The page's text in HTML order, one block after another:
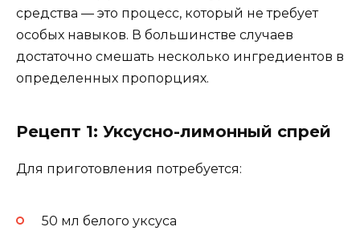
средства — это процесс, который не требует
особых навыков. В большинстве случаев
достаточно смешать несколько ингредиентов в
определенных пропорциях.
Рецепт 1: Уксусно-лимонный спрей
Для приготовления потребуется:
50 мл белого уксуса